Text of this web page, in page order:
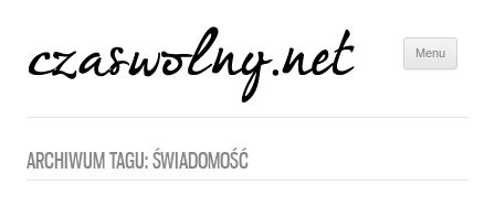
Menu
ARCHIWUM TAGU:ŚWIADOMOŚĆ